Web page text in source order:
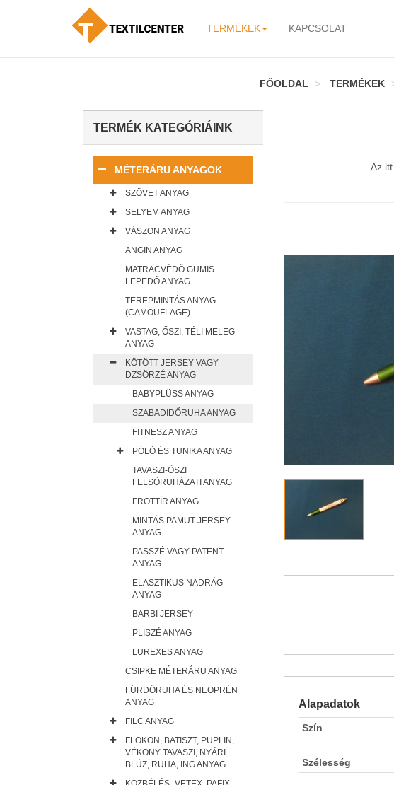
TERMÉKEK KAPCSOLAT
FŐOLDAL TERMÉKEK
Az
Alapadatok
Szín
Szélesség
TERMÉK KATEGÓRIÁINK
MÉTERÁRU ANYAGOK
SZÖVET ANYAG
SELYEM ANYAG
VÁSZON ANYAG
ANGIN ANYAG
MATRACVÉDŐ GUMIS
LEPEDŐ ANYAG
TEREPMINTÁS ANYAG
(CAMOUFLAGE)
VASTAG, ŐSZI, TÉLI MELEG
ANYAG
KÖTÖTT JERSEY VAGY
DZSÖRZÉ ANYAG
BABYPLÜSS ANYAG
SZABADIDŐRUHA ANYAG
FITNESZ ANYAG
PÓLÓ ÉS TUNIKA ANYAG
TAVASZI-ŐSZI
FELSŐRUHÁZATI ANYAG
FROTTÍR ANYAG
MINTÁS PAMUT JERSEY
ANYAG
PASSZÉ VAGY PATENT
ANYAG
ELASZTIKUS NADRÁG
ANYAG
BARBI JERSEY
PLISZÉ ANYAG
LUREXES ANYAG
CSIPKE MÉTERÁRU ANYAG
FÜRDŐRUHA ÉS NEOPRÉN
ANYAG
FILC ANYAG
FLOKON, BATISZT, PUPLIN,
VÉKONY TAVASZI, NYÁRI
BLÚZ, RUHA, ING ANYAG